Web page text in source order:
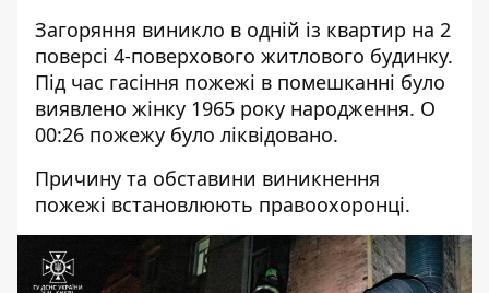
Загоряння виникло в одній із квартир на 2
поверсі 4-поверхового житлового будинку.
Під час гасіння пожежі в помешканні було
виявлено жінку 1965 року народження. О
00:26 пожежу було ліквідовано.
Причину та обставини виникнення
пожежі встановлюють правоохоронці.